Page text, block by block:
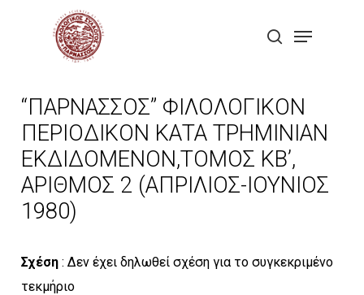
search
Menu
“ΠΑΡΝΑΣΣΟΣ” ΦΙΛΟΛΟΓΙΚΟΝ
ΠΕΡΙΟΔΙΚΟΝ ΚΑΤΑ ΤΡΗΜΙΝΙΑΝ
ΕΚΔΙΔΟΜΕΝΟΝ,ΤΟΜΟΣ ΚΒ’,
ΑΡΙΘΜΟΣ 2 (ΑΠΡΙΛΙΟΣ-ΙΟΥΝΙΟΣ
1980)
Σχέση: Δεν έχει δηλωθεί σχέση για το συγκεκριμένο
τεκμήριο